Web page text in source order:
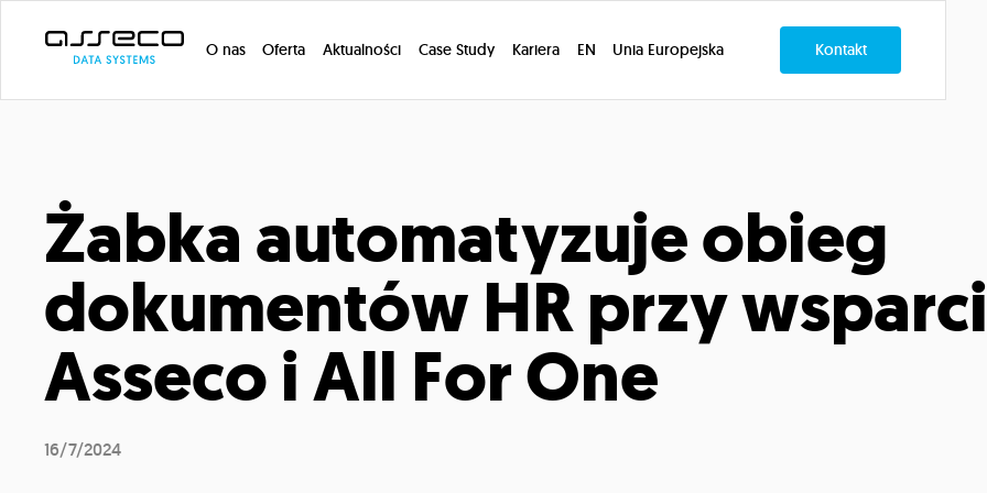
O nas Oferta Aktualności Case Study Kariera EN Unia Europejska Kontakt
Żabka automatyzuje obieg
dokumentów HR przy
Asseco i All For One
16/7/2024